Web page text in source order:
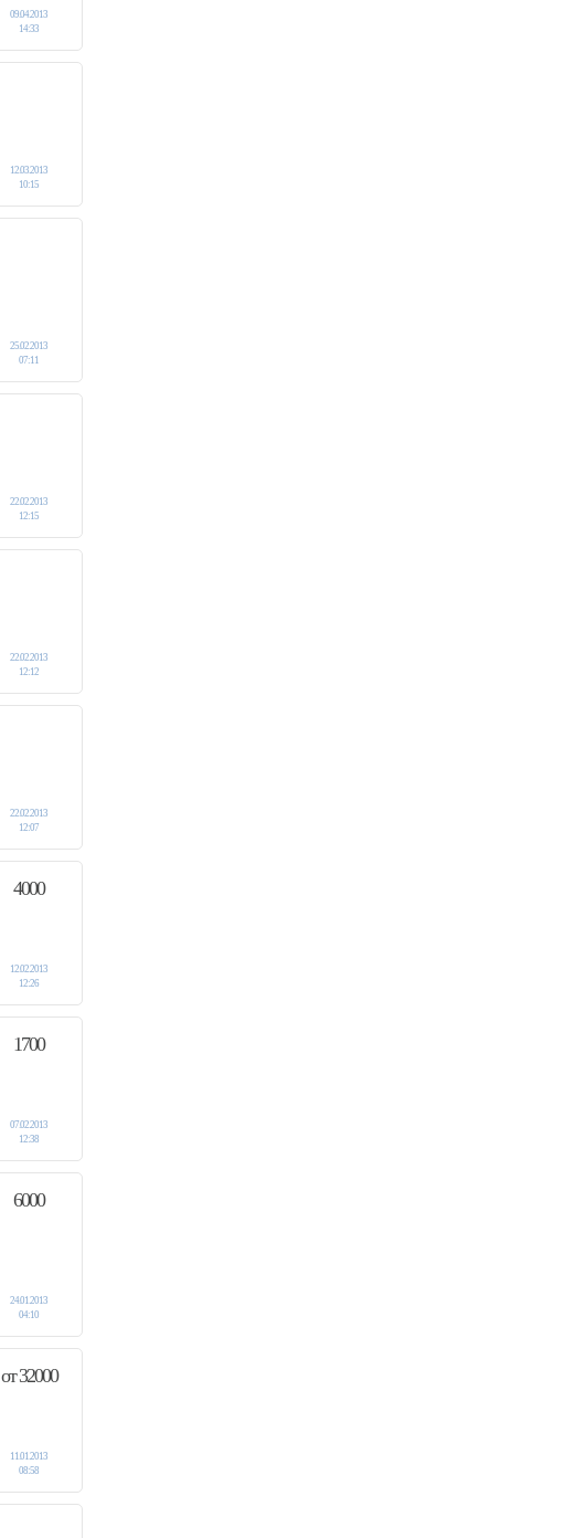
09.04.2013
14:33
12.03.2013
10:15
25.02.2013
07:11
22.02.2013
12:15
22.02.2013
12:12
22.02.2013
12:07
4000
12.02.2013
12:26
1700
07.02.2013
12:38
6000
24.01.2013
04:10
от 32000
11.01.2013
08:58